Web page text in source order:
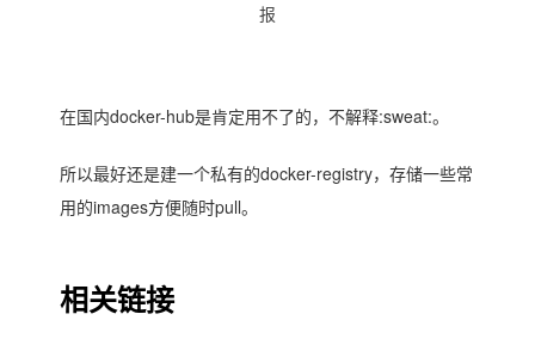
报
在国内docker-hub是肯定用不了的，不解释:sweat:。
所以最好还是建一个私有的docker-registry，存储一些常
用的images方便随时pull。
相关链接